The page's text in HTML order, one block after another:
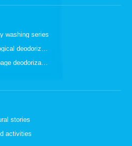
washing series
stories
activities